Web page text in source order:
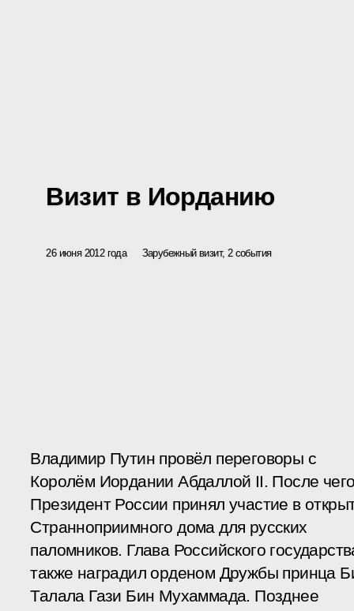
Визит в Иорданию
26 июня 2012 года Зарубежный визит, 2 события
Владимир Путин провёл переговоры с
Королём Иордании Абдаллой II. После
Президент России принял участие в
Странноприимного дома для русских
паломников. Глава Российского
также наградил орденом Дружбы принца
Талала Гази Бин Мухаммада. Позднее